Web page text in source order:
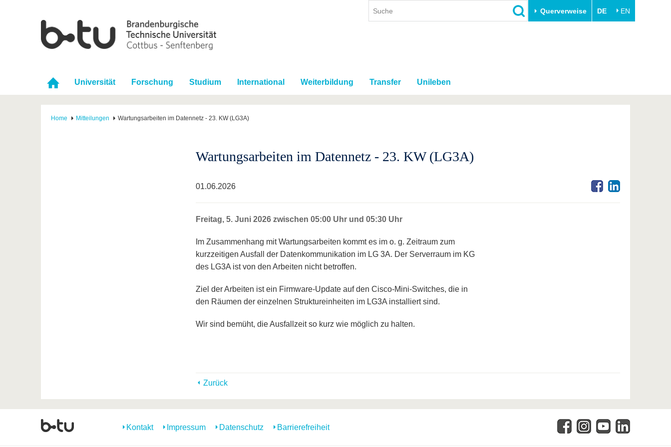
Querverweise DE EN
Universität Forschung Studium International Weiterbildung Transfer Unileben
Home Mitteilungen Wartungsarbeiten im Datennetz - 23. KW (LG3A)
Wartungsarbeiten im Datennetz - 23. KW (LG3A)
01.06.2026
Freitag, 5. Juni 2026 zwischen 05:00 Uhr und 05:30 Uhr
Im Zusammenhang mit Wartungsarbeiten kommt es im o. g. Zeitraum zum
kurzzeitigen Ausfall der Datenkommunikation im LG 3A. Der Serverraum im KG
des LG3A ist von den Arbeiten nicht betroffen.
Ziel der Arbeiten ist ein Firmware-Update auf den Cisco-Mini-Switches, die in
den Räumen der einzelnen Struktureinheiten im LG3A installiert sind.
Wir sind bemüht, die Ausfallzeit so kurz wie möglich zu halten.
Zurück
Kontakt Impressum Datenschutz Barrierefreiheit